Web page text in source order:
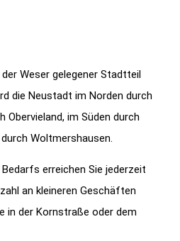
Weser gelegener Stadtteil
die Neustadt im Norden durch
Obervieland, im Süden durch
Woltmershausen.
erreichen Sie jederzeit
an kleineren Geschäften
in der Kornstraße oder dem